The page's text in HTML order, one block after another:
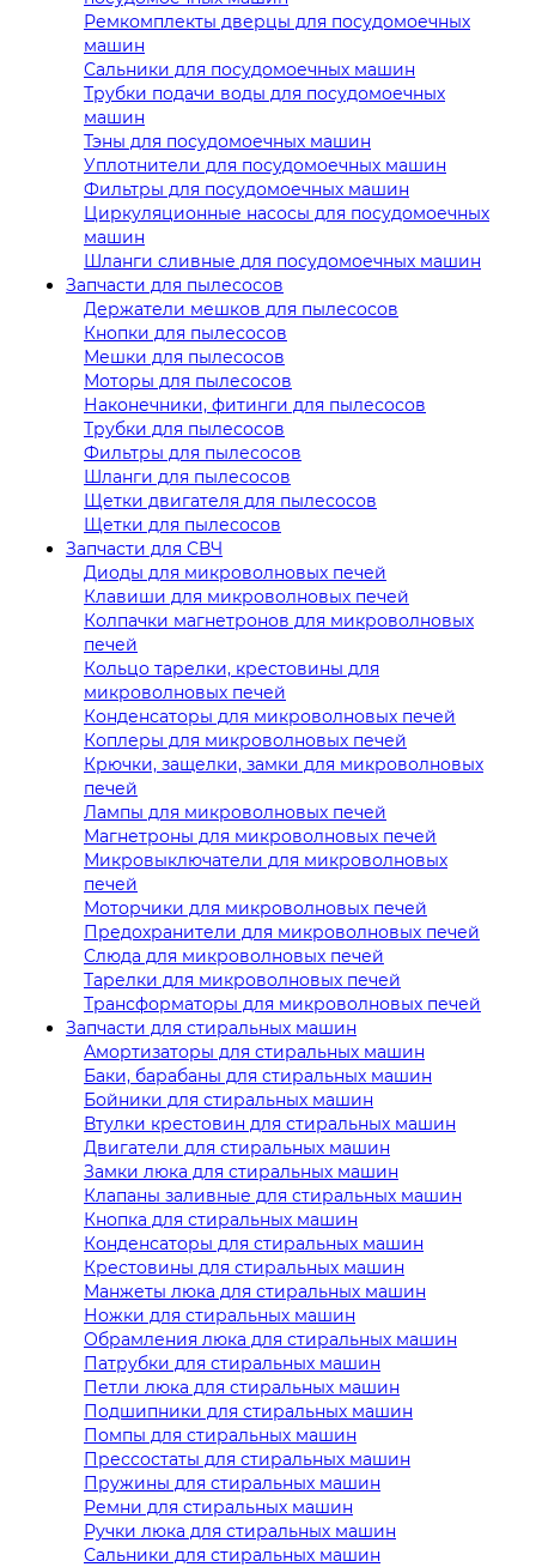
Ремкомплекты дверцы для посудомоечных
машин
Сальники для посудомоечных машин
Трубки подачи воды для посудомоечных
машин
Тэны для посудомоечных машин
Уплотнители для посудомоечных машин
Фильтры для посудомоечных машин
Циркуляционные насосы для посудомоечных
машин
Шланги сливные для посудомоечных машин
Запчасти для пылесосов
Держатели мешков для пылесосов
Кнопки для пылесосов
Мешки для пылесосов
Моторы для пылесосов
Наконечники, фитинги для пылесосов
Трубки для пылесосов
Фильтры для пылесосов
Шланги для пылесосов
Щетки двигателя для пылесосов
Щетки для пылесосов
Запчасти для СВЧ
Диоды для микроволновых печей
Клавиши для микроволновых печей
Колпачки магнетронов для микроволновых
печей
Кольцо тарелки, крестовины для
микроволновых печей
Конденсаторы для микроволновых печей
Коплеры для микроволновых печей
Крючки, защелки, замки для микроволновых
печей
Лампы для микроволновых печей
Магнетроны для микроволновых печей
Микровыключатели для микроволновых
печей
Моторчики для микроволновых печей
Предохранители для микроволновых печей
Слюда для микроволновых печей
Тарелки для микроволновых печей
Трансформаторы для микроволновых печей
Запчасти для стиральных машин
Амортизаторы для стиральных машин
Баки, барабаны для стиральных машин
Бойники для стиральных машин
Втулки крестовин для стиральных машин
Двигатели для стиральных машин
Замки люка для стиральных машин
Клапаны заливные для стиральных машин
Кнопка для стиральных машин
Конденсаторы для стиральных машин
Крестовины для стиральных машин
Манжеты люка для стиральных машин
Ножки для стиральных машин
Обрамления люка для стиральных машин
Патрубки для стиральных машин
Петли люка для стиральных машин
Подшипники для стиральных машин
Помпы для стиральных машин
Прессостаты для стиральных машин
Пружины для стиральных машин
Ремни для стиральных машин
Ручки люка для стиральных машин
Сальники для стиральных машин